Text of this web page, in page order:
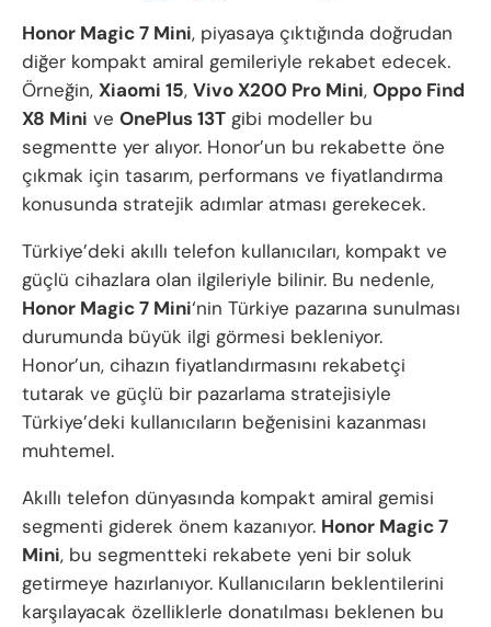
Honor Magic 7 Mini, piyasaya çıktığında doğrudan
diğer kompakt amiral gemileriyle rekabet edecek.
Örneğin, Xiaomi 15, Vivo X200 Pro Mini, Oppo Find
X8 Mini ve OnePlus 13T gibi modeller bu
segmentte yer alıyor. Honor’un bu rekabette öne
çıkmak için tasarım, performans ve fiyatlandırma
konusunda stratejik adımlar atması gerekecek.
Türkiye’deki akıllı telefon kullanıcıları, kompakt ve
güçlü cihazlara olan ilgileriyle bilinir. Bu nedenle,
Honor Magic 7 Mini‘nin Türkiye pazarına sunulması
durumunda büyük ilgi görmesi bekleniyor.
Honor’un, cihazın fiyatlandırmasını rekabetçi
tutarak ve güçlü bir pazarlama stratejisiyle
Türkiye’deki kullanıcıların beğenisini kazanması
muhtemel.
Akıllı telefon dünyasında kompakt amiral gemisi
segmenti giderek önem kazanıyor. Honor Magic 7
Mini, bu segmentteki rekabete yeni bir soluk
getirmeye hazırlanıyor. Kullanıcıların beklentilerini
karşılayacak özelliklerle donatılması beklenen bu